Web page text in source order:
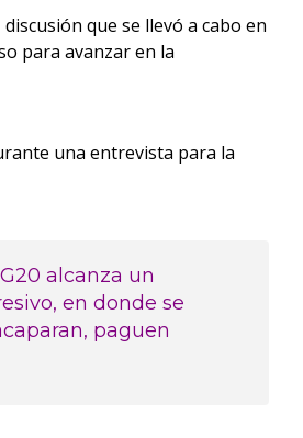
volumen.
que se llevó a cabo en
para avanzar en la
una entrevista para la
alcanza un
en donde se
paguen